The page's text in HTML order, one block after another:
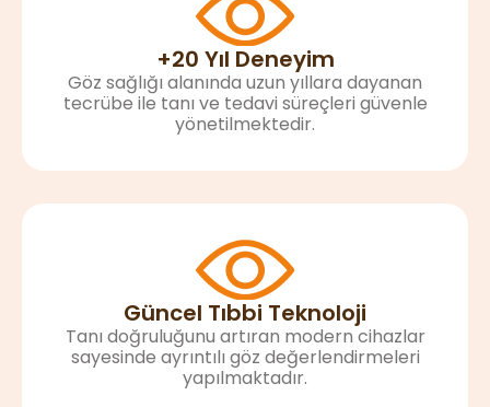
+20 Yıl Deneyim
Göz sağlığı alanında uzun yıllara dayanan
tecrübe ile tanı ve tedavi süreçleri güvenle
yönetilmektedir.
Güncel Tıbbi Teknoloji
Tanı doğruluğunu artıran modern cihazlar
sayesinde ayrıntılı göz değerlendirmeleri
yapılmaktadır.